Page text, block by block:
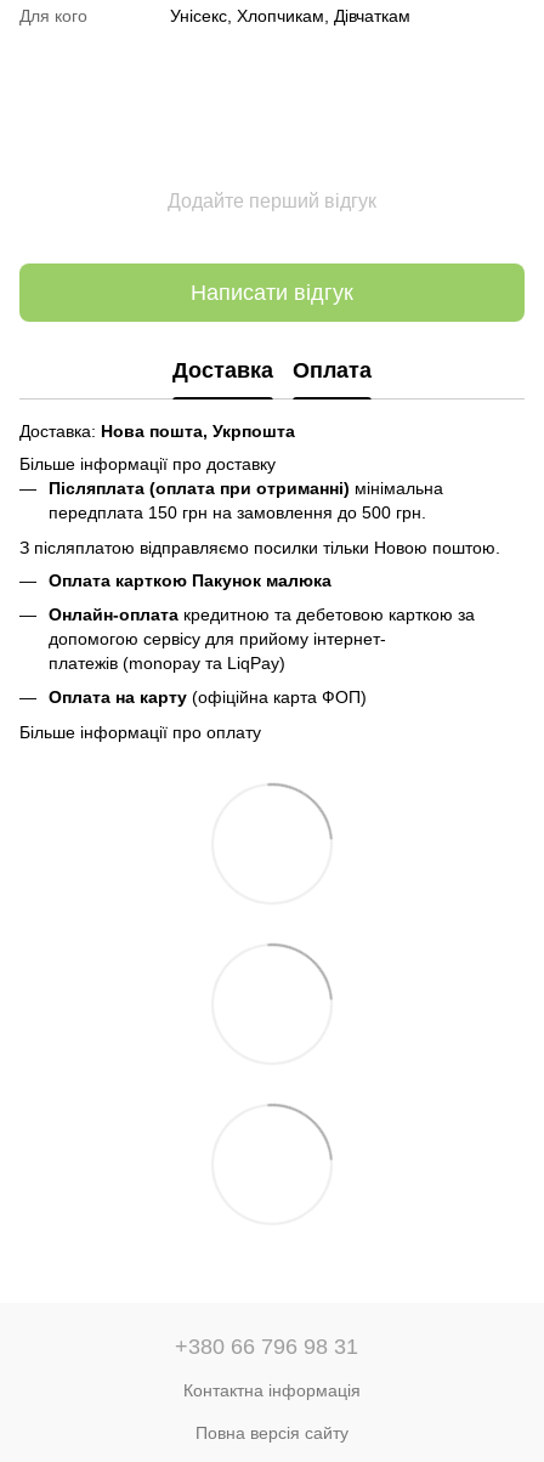
Для кого
Унісекс, Хлопчикам, Дівчаткам
Додайте перший відгук
Написати відгук
Доставка Оплата
Доставка: Нова пошта, Укрпошта
Більше інформації про доставку
Післяплата (оплата при отриманні) мінімальна
передплата 150 грн на замовлення до 500 грн.
З післяплатою відправляємо посилки тільки Новою поштою.
Оплата карткою Пакунок малюка
Онлайн-оплата кредитною та дебетовою карткою за
допомогою сервісу для прийому інтернет-
платежів (monopay та LiqPay)
Оплата на карту (офіційна карта ФОП)
Більше інформації про оплату
+380 66 796 98 31
Контактна інформація
Повна версія сайту